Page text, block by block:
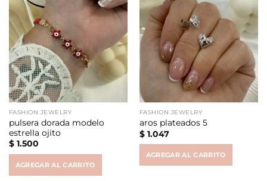
FASHION JEWELRY
pulsera dorada modelo
estrella ojito
$1.500
AGREGAR AL CARRITO
FASHION JEWELRY
aros plateados 5
$1.047
AGREGAR AL CARRITO